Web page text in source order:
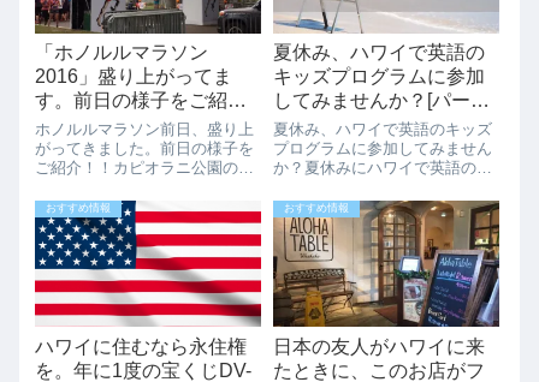
「ホノルルマラソン
2016」盛り上がってま
す。前日の様子をご紹
介！！
ホノルルマラソン前日、盛り上
がってきました。前日の様子を
ご紹介！！カピオラニ公園のゴ
て「ホノルルマラソン」に向け
テンションアップしています。
新イベントのカラカウア メリー
マイルも盛り上がっていました
今年から始まっ...
夏休み、ハワイで英語の
キッズプログラムに参加
してみませんか？[パーム
スイングリッシュ]
夏休み、ハワイで英語のキッズ
プログラムに参加してみません
か？夏休みにハワイで英語のキ
せんか？今年の夏はハワイでパ
ームスイングリッシュのキッズ
プログラムが開催されます。
（IIE Hawaiiのサマースクール
は開催中...
おすすめ情報
ハワイに住むなら永住権
を。年に1度の宝くじDV-
おすすめ情報
日本の友人がハワイに来
たときに、このお店がフ